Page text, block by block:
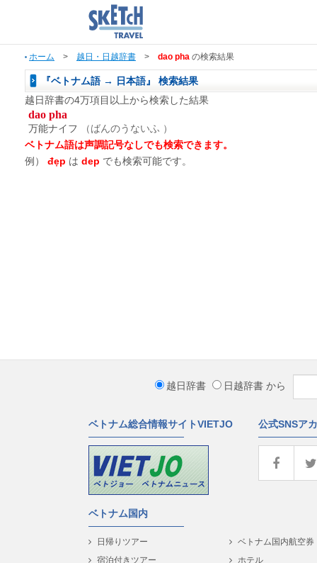
ホーム > 越日・日越辞書 > dao pha の検索結果
『ベトナム語 → 日本語』 検索結果
越日辞書の4万項目以上から検索した結果
dao pha
万能ナイフ
（ばんのうないふ ）
ベトナム語は声調記号なしでも検索できます。
例）
đẹp は dep でも検索可能です。
越日辞書 日越辞書 から
ベトナム総合情報サイトVIETJO 公式SNSア
ベトナム国内
日帰りツアー
宿泊付きツアー
ベトナム国内航空券
ホテル